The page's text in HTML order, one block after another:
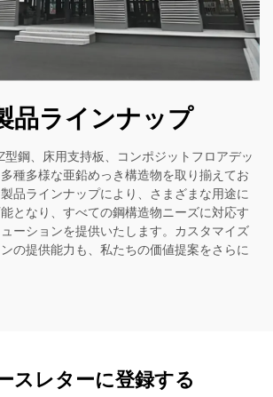
品ラインナップ
鋼、床用支持板、コンポジットフロアデッ
種多様な亜鉛めっき構造物を取り揃えてお
品ラインナップにより、さまざまな用途に
となり、すべての鋼構造物ニーズに対応す
ーションを提供いたします。カスタマイズ
の提供能力も、私たちの価値提案をさらに
スレターに登録する